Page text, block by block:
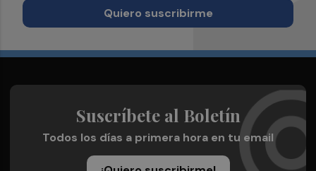
Quiero suscribirme
Suscríbete al Boletín
Todos los días a primera hora en tu email